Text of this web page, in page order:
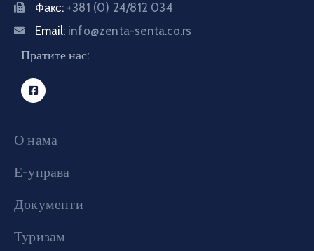
Факс: +381 (0) 24/812 034
Email: info@zenta-senta.co.rs
Пратите нас:
О нама
Е-управа
Документи
Туризам